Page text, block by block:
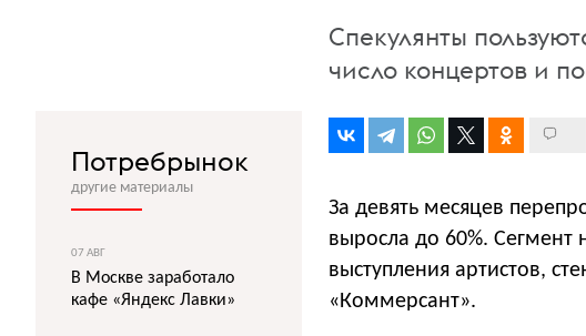
Спекулянты
число концертов и
За девять месяцев
выросла до 60%. Сегмент
выступления артистов,
«Коммерсант».
Потребрынок
другие материалы
07 АВГ
В Москве заработало
кафе «Яндекс Лавки»